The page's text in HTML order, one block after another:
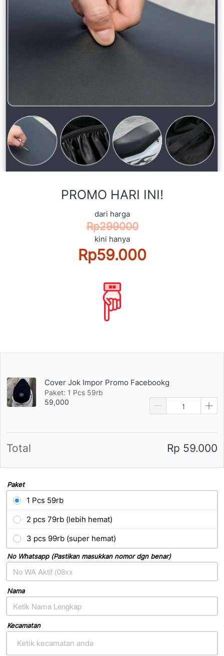
PROMO HARI INI!
dari harga
Rp299000
kini hanya
Rp59.000
Paket
1 Pcs 59rb
2 pcs 79rb (lebih hemat)
3 pcs 99rb (super hemat)
No Whatsapp (Pastikan masukkan nomor dgn benar)
Nama
Kecamatan
Ketik kecamatan anda
Cover Jok Impor Promo Facebookg
Paket: 1 Pcs 59rb
59,000
Total Rp 59.000